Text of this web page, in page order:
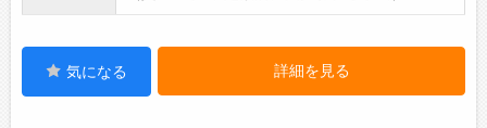
る環境が整っております。
気になる 詳細を見る